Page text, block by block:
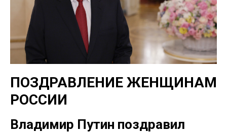
ПОЗДРАВЛЕНИЕ ЖЕНЩИНАМ
РОССИИ
Владимир Путин поздравил